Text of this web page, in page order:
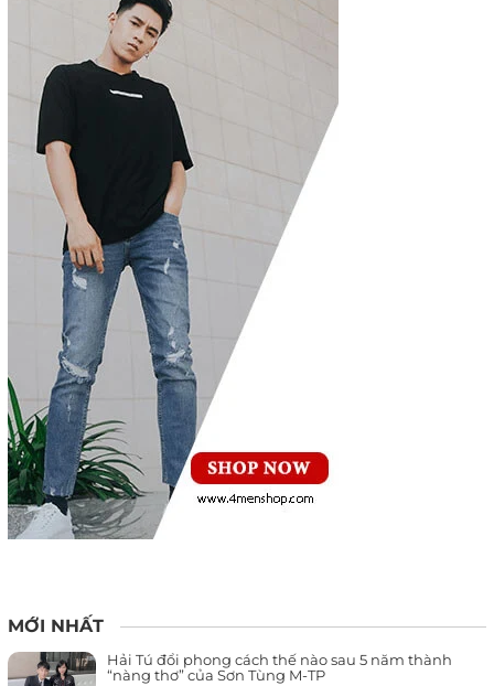
MỚI NHẤT
Hải Tú đổi phong cách thế nào sau 5 năm thành
“nàng thơ” của Sơn Tùng M-TP